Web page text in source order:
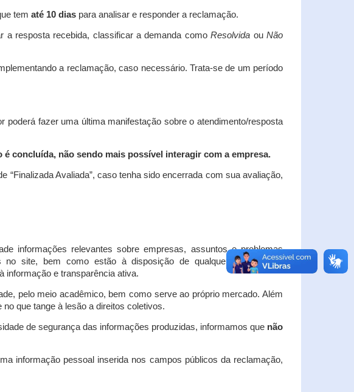
tem até 10 dias para analisar e responder a reclamação.
a resposta recebida, classificar a demanda comoResolvida ouNão
a reclamação, caso necessário. Trata-se de um período
poderá fazer uma última manifestação sobre o atendimento/resposta
concluída, não sendo mais possível interagir com a empresa.
“Finalizada Avaliada”, caso tenha sido encerrada com sua avaliação,
informações relevantes sobre empresas, assuntos e problemas
no site, bem como estão à disposição de qualquer interessado,
informação e transparência ativa.
pelo meio acadêmico, bem como serve ao próprio mercado. Além
que tange à lesão a direitos coletivos.
de segurança das informações produzidas, informamos que não
informação pessoal inserida nos campos públicos da reclamação,